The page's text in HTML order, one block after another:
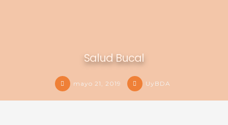
Salud Bucal
mayo 21, 2019 UyBDA